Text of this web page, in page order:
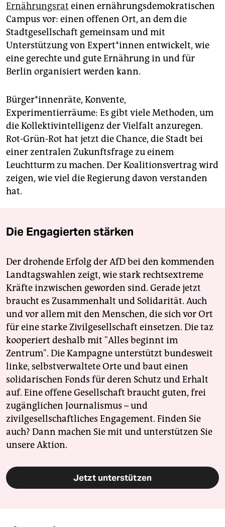
Ernährungsrat einen ernährungsdemokratischen
Campus vor: einen offenen Ort, an dem die
Stadtgesellschaft gemeinsam und mit
Unterstützung von Ex­per­t*in­nen entwickelt, wie
eine gerechte und gute Ernährung in und für
Berlin organisiert werden kann.
Bürger*innenräte, Konvente,
Experimentierräume: Es gibt viele Methoden, um
die Kollektivintelligenz der Vielfalt anzuregen.
Rot-Grün-Rot hat jetzt die Chance, die Stadt bei
einer zentralen Zukunftsfrage zu einem
Leuchtturm zu machen. Der Koalitionsvertrag wird
zeigen, wie viel die Regierung davon verstanden
hat.
Die Engagierten stärken
Der drohende Erfolg der AfD bei den kommenden
Landtagswahlen zeigt, wie stark rechtsextreme
Kräfte inzwischen geworden sind. Gerade jetzt
braucht es Zusammenhalt und Solidarität. Auch
und vor allem mit den Menschen, die sich vor Ort
für eine starke Zivilgesellschaft einsetzen. Die taz
kooperiert deshalb mit "Alles beginnt im
Zentrum". Die Kampagne unterstützt bundesweit
linke, selbstverwaltete Orte und baut einen
solidarischen Fonds für deren Schutz und Erhalt
auf. Eine offene Gesellschaft braucht guten, frei
zugänglichen Journalismus – und
zivilgesellschaftliches Engagement. Finden Sie
auch? Dann machen Sie mit und unterstützen Sie
unsere Aktion.
Jetzt unterstützen